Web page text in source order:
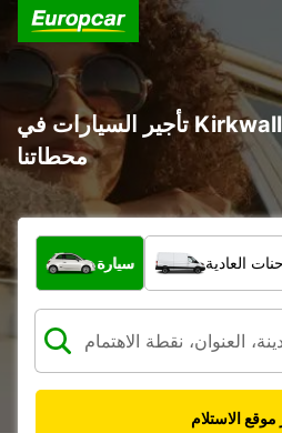
تأجير السيارات في Kirkwall : اكتشف جميع
محطاتنا
ما نوع المركبة؟
سيارة العادية
موقع الاستلام